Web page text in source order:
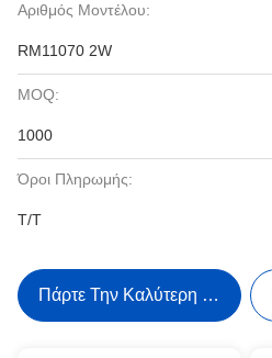
Αριθμός Μοντέλου:
RM11070 2W
MOQ:
1000
Όροι Πληρωμής:
Τ/Τ
Πάρτε Την Καλύτερη Τιμή